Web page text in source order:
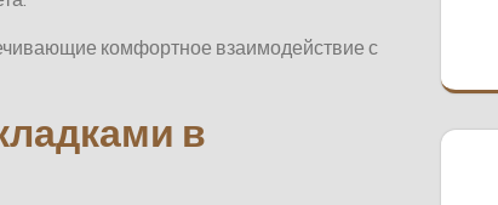
комфортное взаимодействие с
в